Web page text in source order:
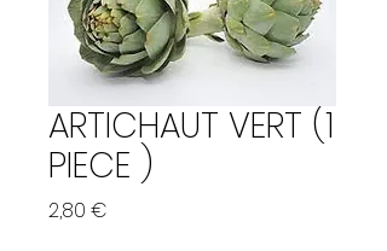
ARTICHAUT VERT (1
PIECE )
2,80 €